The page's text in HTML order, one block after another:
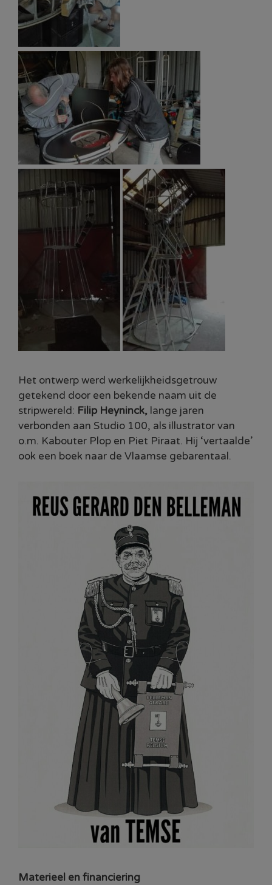
Het ontwerp werd werkelijkheidsgetrouw
getekend door een bekende naam uit de
stripwereld: Filip Heyninck, lange jaren
verbonden aan Studio 100, als illustrator van
o.m. Kabouter Plop en Piet Piraat. Hij ‘vertaalde’
ook een boek naar de Vlaamse gebarentaal.
Materieel en financiering